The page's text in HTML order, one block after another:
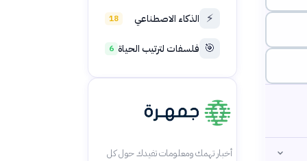
⚡ الذكاء الاصطناعي 18
🎯 فلسفات لترتيب الحياة 6
أخبار تهمك ومعلومات تفيدك حول كل